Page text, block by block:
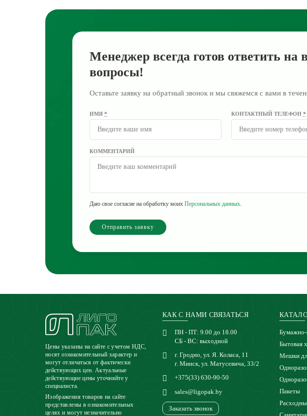
Менеджер всегда готов ответить на
вопросы!
Оставьте заявку на обратный звонок и мы свяжемся с вами в
ИМЯ * КОНТАКТНЫЙ ТЕЛЕФОН *
КОММЕНТАРИЙ
Даю свое согласие на обработку моих Персональных данных.
Отправить заявку
Цены указаны на сайте с учетом НДС,
носят ознакомительный характер и
могут отличаться от фактически
действующих цен. Актуальные
действующие цены уточняйте у
специалиста.
Изображения товаров на сайте
представлены в ознакомительных
целях и могут незначительно
КАК С НАМИ СВЯЗАТЬСЯ
ПН - ПТ: 9.00 до 18.00
СБ - ВС: выходной
г. Гродно, ул. Я. Коласа, 11
г. Минск, ул. Матусевича, 33/2
+375(33) 630-90-50
sales@ligopak.by
Заказать звонок
Бумажно-
Бытовая
Мешки
Пакеты